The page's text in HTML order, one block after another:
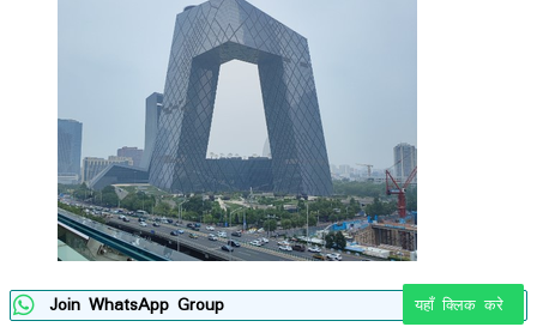
Join WhatsApp Group यहाँ क्लिक करे